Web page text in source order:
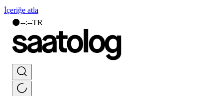
İçeriğe atla
🌑--:--TR